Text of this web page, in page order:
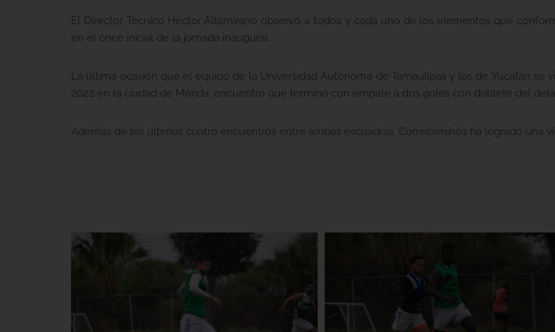
El Director Técnico Héctor Altamirano observó a todos y cada uno de los elementos que
en el once inicial de la jornada inaugural.
La última ocasión que el equipo de la Universidad Autónoma de Tamaulipas y los de Yucatán se
2022 en la ciudad de Mérida, encuentro que terminó con empate a dos goles con doblete del
Además de los últimos cuatro encuentros entre ambas escuadras, Correcaminos ha logrado una